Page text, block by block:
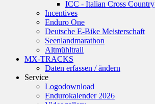
ICC - Italian Cross Country
Incentives
Enduro One
Deutsche E-Bike Meisterschaft
Seenlandmarathon
Altmühltrail
MX-TRACKS
Daten erfassen / ändern
Service
Logodownload
Endurokalender 2026